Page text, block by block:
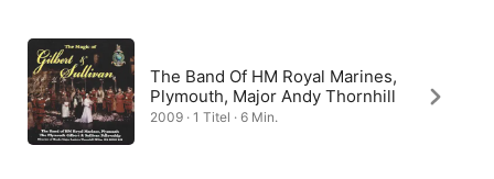
The Band Of HM Royal Marines,
Plymouth, Major Andy Thornhill
2009 · 1 Titel · 6 Min.